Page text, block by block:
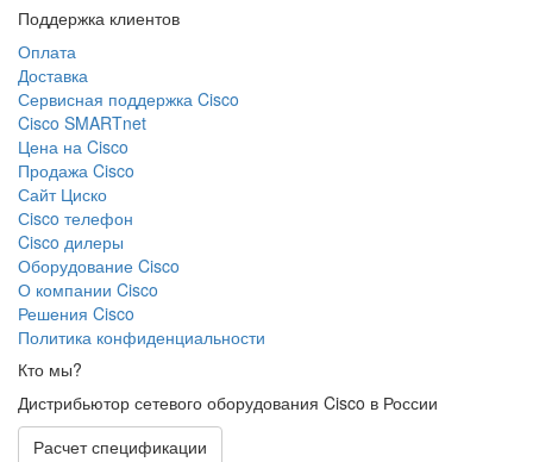
Поддержка клиентов
Оплата
Доставка
Сервисная поддержка Cisco
Cisco SMARTnet
Цена на Cisco
Продажа Cisco
Сайт Циско
Сisco телефон
Cisco дилеры
Оборудование Cisco
О компании Cisco
Решения Cisco
Политика конфиденциальности
Кто мы?
Дистрибьютор сетевого оборудования Cisco в России
Расчет спецификации